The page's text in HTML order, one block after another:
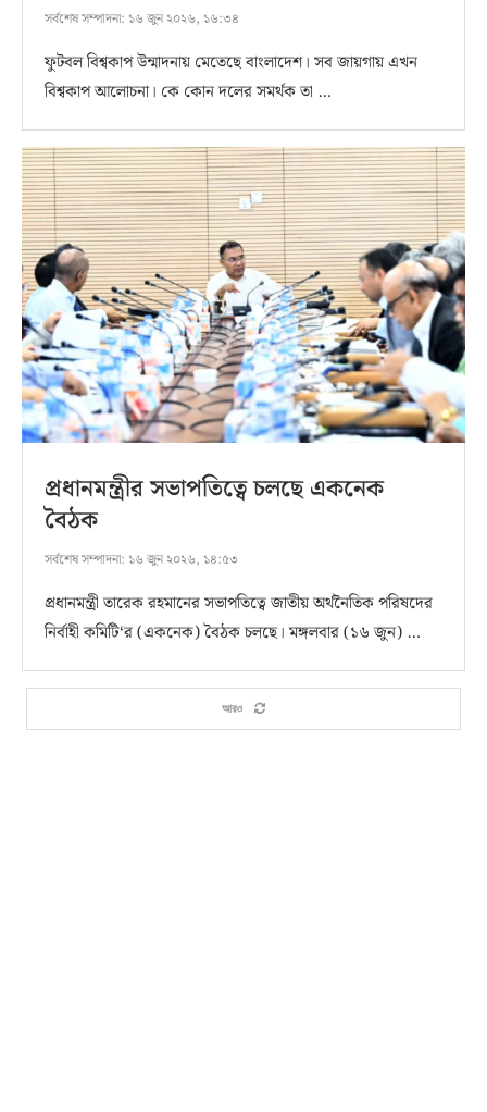
সর্বশেষ সম্পাদনা: ১৬ জুন ২০২৬, ১৬:৩৪
ফুটবল বিশ্বকাপ উন্মাদনায় মেতেছে বাংলাদেশ। সব জায়গায় এখন
বিশ্বকাপ আলোচনা। কে কোন দলের সমর্থক তা …
প্রধানমন্ত্রীর সভাপতিত্বে চলছে একনেক
বৈঠক
সর্বশেষ সম্পাদনা: ১৬ জুন ২০২৬, ১৪:৫৩
প্রধানমন্ত্রী তারেক রহমানের সভাপতিত্বে জাতীয় অর্থনৈতিক পরিষদের
নির্বাহী কমিটি‘র (একনেক) বৈঠক চলছে। মঙ্গলবার (১৬ জুন) …
আরও